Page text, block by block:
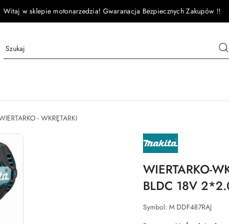
Witaj w sklepie motonarzedzia! Gwaranacja Bezpiecznych Zakupów !!
- WKRĘTARKI
NAZWA
PRODUCENTA:
MAKITA
WIERTARKO-
BLDC 18V
Symbol: M DDF487RAJ